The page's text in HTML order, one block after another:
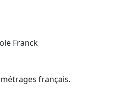
Franck
français.